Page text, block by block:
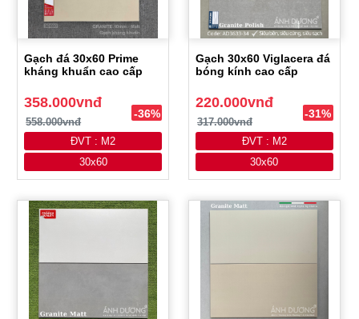
Gạch đá 30x60 Prime
kháng khuẩn cao cấp
358.000vnđ
558.000vnđ
-36%
ĐVT : M2
30x60
Gạch 30x60 Viglacera đá
bóng kính cao cấp
220.000vnđ
317.000vnđ
-31%
ĐVT : M2
30x60